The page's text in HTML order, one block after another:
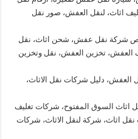
اثاث، لنقل العفش، صور نقل
شركة نقل عفش، شحن اثاث، نقل
تخزين العفش، نقل وتخزين
العفش، دليل شركات نقل الاثاث،
السوق المفتوح، شركات تغليف
اثاث، شركة لنقل الاثاث، شركات